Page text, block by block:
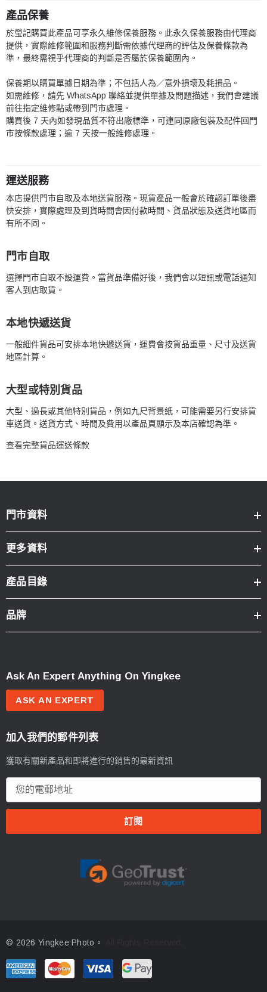
產品保養
於瑩記購買此產品可享永久維修保養服務。此永久保養服務由代理商
提供，實際維修範圍和服務判斷需依據代理商的評估及保養條款為
準，最終需視乎代理商的判斷是否屬於保養範圍內。
保養期以購買單據日期為準；不包括人為／意外損壞及耗損品。
如需維修，請先 WhatsApp 聯絡並提供單據及問題描述，我們會建議
前往指定維修點或帶到門市處理。
購買後 7 天內如發現品質不符出廠標準，可連同原廠包裝及配件回門
市按條款處理；逾 7 天按一般維修處理。
運送服務
本店提供門市自取及本地送貨服務。現貨產品一般會於確認訂單後盡
快安排，實際處理及到貨時間會因付款時間、貨品狀態及送貨地區而
有所不同。
門市自取
選擇門市自取不設運費。當貨品準備好後，我們會以短訊或電話通知
客人到店取貨。
本地快遞送貨
一般細件貨品可安排本地快遞送貨，運費會按貨品重量、尺寸及送貨
地區計算。
大型或特別貨品
大型、過長或其他特別貨品，例如九尺背景紙，可能需要另行安排貨
車送貨。送貨方式、時間及費用以產品頁顯示及本店確認為準。
查看完整貨品運送條款
門市資料
更多資料
產品目錄
品牌
Ask An Expert Anything On Yingkee
ASK AN EXPERT
加入我們的郵件列表
獲取有關新產品和即將進行的銷售的最新資訊
郵
© 2026 Yingkee Photo。